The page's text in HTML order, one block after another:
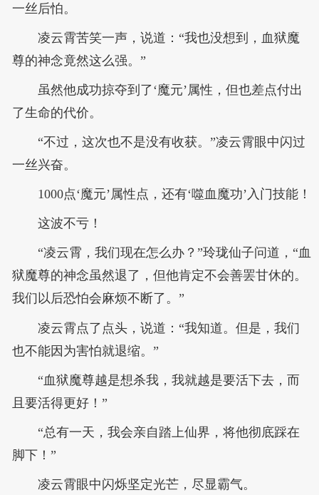
一丝后怕。
凌云霄苦笑一声，说道：“我也没想到，血狱魔
尊的神念竟然这么强。”
虽然他成功掠夺到了‘魔元’属性，但也差点付出
了生命的代价。
“不过，这次也不是没有收获。”凌云霄眼中闪过
一丝兴奋。
1000点‘魔元’属性点，还有‘噬血魔功’入门技能！
这波不亏！
“凌云霄，我们现在怎么办？”玲珑仙子问道，“血
狱魔尊的神念虽然退了，但他肯定不会善罢甘休的。
我们以后恐怕会麻烦不断了。”
凌云霄点了点头，说道：“我知道。但是，我们
也不能因为害怕就退缩。”
“血狱魔尊越是想杀我，我就越是要活下去，而
且要活得更好！”
“总有一天，我会亲自踏上仙界，将他彻底踩在
脚下！”
凌云霄眼中闪烁坚定光芒，尽显霸气。